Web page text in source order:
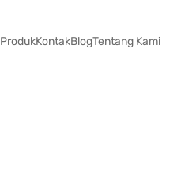
ProdukKontakBlogTentang Kami